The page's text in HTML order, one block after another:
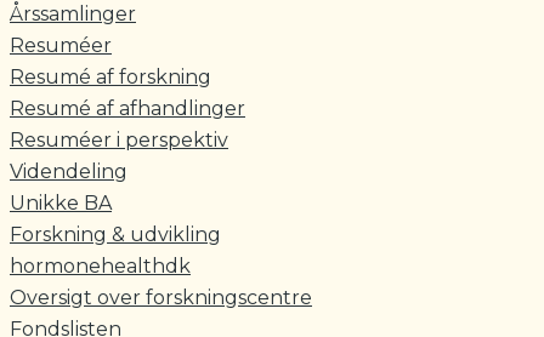
Årssamlinger
Resuméer
Resumé af forskning
Resumé af afhandlinger
Resuméer i perspektiv
Videndeling
Unikke BA
Forskning & udvikling
hormonehealthdk
Oversigt over forskningscentre
Fondslisten